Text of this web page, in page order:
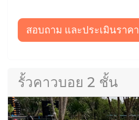
สอบถาม และประเมินราคา
รั้วคาวบอย 2 ชั้น